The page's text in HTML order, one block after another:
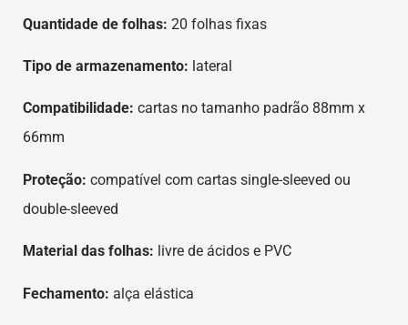
Quantidade de folhas: 20 folhas fixas
Tipo de armazenamento: lateral
Compatibilidade: cartas no tamanho padrão 88mm x
66mm
Proteção: compatível com cartas single-sleeved ou
double-sleeved
Material das folhas: livre de ácidos e PVC
Fechamento: alça elástica